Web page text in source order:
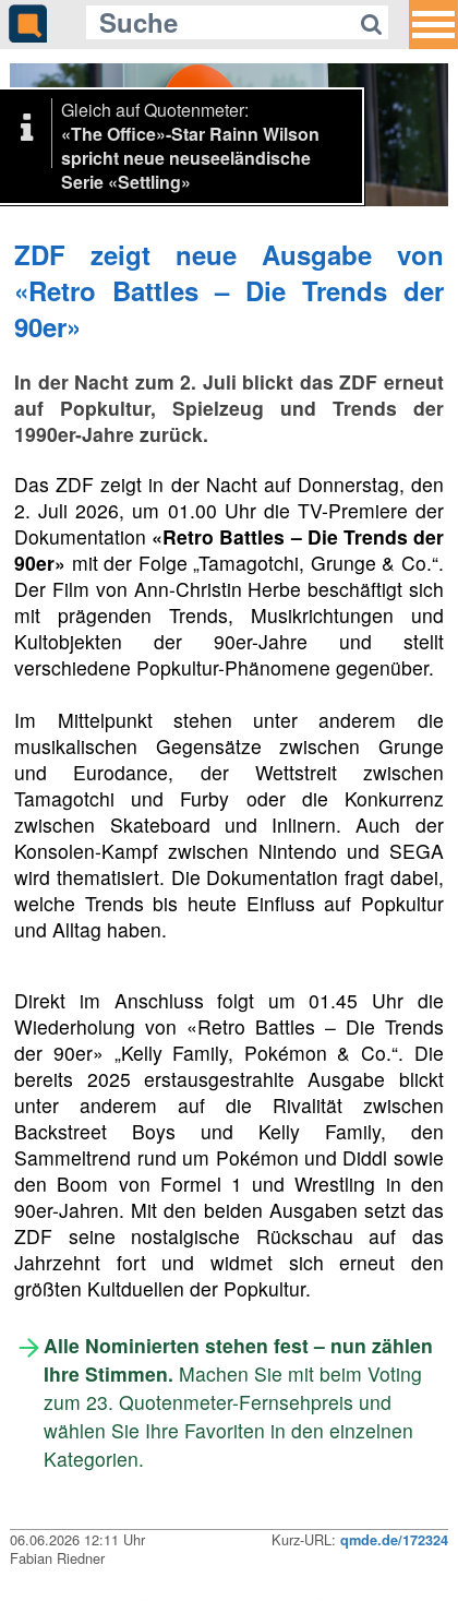
Gleich auf Quotenmeter:
«The Office»-Star Rainn Wilson
spricht neue neuseeländische
Serie «Settling»
ZDF zeigt neue Ausgabe von
«Retro Battles – Die Trends der
90er»
In der Nacht zum 2. Juli blickt das ZDF erneut
auf Popkultur, Spielzeug und Trends der
1990er-Jahre zurück.
Das ZDF zeigt in der Nacht auf Donnerstag, den
2. Juli 2026, um 01.00 Uhr die TV-Premiere der
Dokumentation «Retro Battles – Die Trends der
90er» mit der Folge „Tamagotchi, Grunge & Co.“.
Der Film von Ann-Christin Herbe beschäftigt sich
mit prägenden Trends, Musikrichtungen und
Kultobjekten der 90er-Jahre und stellt
verschiedene Popkultur-Phänomene gegenüber.
Im Mittelpunkt stehen unter anderem die
musikalischen Gegensätze zwischen Grunge
und Eurodance, der Wettstreit zwischen
Tamagotchi und Furby oder die Konkurrenz
zwischen Skateboard und Inlinern. Auch der
Konsolen-Kampf zwischen Nintendo und SEGA
wird thematisiert. Die Dokumentation fragt dabei,
welche Trends bis heute Einfluss auf Popkultur
und Alltag haben.
Direkt im Anschluss folgt um 01.45 Uhr die
Wiederholung von «Retro Battles – Die Trends
der 90er» „Kelly Family, Pokémon & Co.“. Die
bereits 2025 erstausgestrahlte Ausgabe blickt
unter anderem auf die Rivalität zwischen
Backstreet Boys und Kelly Family, den
Sammeltrend rund um Pokémon und Diddl sowie
den Boom von Formel 1 und Wrestling in den
90er-Jahren. Mit den beiden Ausgaben setzt das
ZDF seine nostalgische Rückschau auf das
Jahrzehnt fort und widmet sich erneut den
größten Kultduellen der Popkultur.
Alle Nominierten stehen fest – nun zählen
Ihre Stimmen. Machen Sie mit beim Voting
zum 23. Quotenmeter-Fernsehpreis und
wählen Sie Ihre Favoriten in den einzelnen
Kategorien.
06.06.2026 12:11 Uhr Kurz-URL: qmde.de/172324
Fabian Riedner